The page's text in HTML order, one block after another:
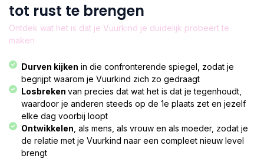
tot rust te brengen
Ontdek wat het is dat je Vuurkind je duidelijk probeert te
maken
Durven kijken in die confronterende spiegel, zodat je
begrijpt waarom je Vuurkind zich zo gedraagt
Losbreken van precies dat wat het is dat je tegenhoudt,
waardoor je anderen steeds op de 1e plaats zet en jezelf
elke dag voorbij loopt
Ontwikkelen , als mens, als vrouw en als moeder, zodat je
de relatie met je Vuurkind naar een compleet nieuw level
brengt